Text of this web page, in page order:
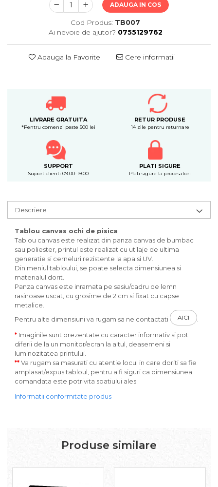
ADAUGA IN COS
Cod Produs: TB007
Ai nevoie de ajutor? 0755129762
Adauga la Favorite Cere informatii
LIVRARE GRATUITA
*Pentru comenzi peste 500 lei
RETUR PRODUSE
14 zile pentru returnare
SUPPORT
Suport clienti 09.00-19.00
PLATI SIGURE
Plati sigure la procesatori
Descriere
Tablou canvas ochi de pisica
Tablou canvas este realizat din panza canvas de bumbac
sau poliester, printul este realizat cu utilaje de ultima
generatie si cerneluri rezistente la apa si UV.
Din meniul tabloului, se poate selecta dimensiunea si
materialul dorit.
Panza canvas este inramata pe sasiu/cadru de lemn
rasinoase uscat, cu grosime de 2 cm si fixat cu capse
metalice.
Pentru alte dimensiuni va rugam sa ne contactati
AICI
* Imaginile sunt prezentate cu caracter informativ si pot
diferii de la un monitor/ecran la altul, deasemeni si
luminozitatea printului.
**Va rugam sa masurati cu atentie locul in care doriti sa fie
amplasat/expus tabloul, pentru a fi siguri ca dimensiunea
comandata este potrivita spatiului ales.
Informatii conformitate produs
Produse similare